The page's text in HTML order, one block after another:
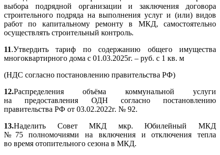
выбора подрядной организации и заключения договора
строительного подряда на выполнения услуг и (или) видов
работ по капитальному ремонту в МКД, самостоятельно
осуществлять строительный контроль.
11.Утвердить тариф по содержанию общего имущества
многоквартирного дома с 01.03.2025г. – руб. с 1 кв. м
(НДС согласно постановлению правительства РФ)
12.Распределения объёма коммунальной услуги
на предоставления ОДН согласно постановлению
правительства РФ от 03.02.2022г. № 92.
13.Наделить Совет МКД мкр. Юбилейный МКД
№75 полномочиями на включения и отключения тепла
во время отопительного сезона в МКД.